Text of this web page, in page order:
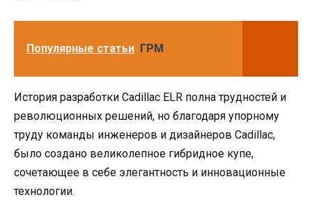
Популярные статьи ГРМ
История разработки Cadillac ELR полна трудностей и
революционных решений, но благодаря упорному
труду команды инженеров и дизайнеров Cadillac,
было создано великолепное гибридное купе,
сочетающее в себе элегантность и инновационные
технологии.